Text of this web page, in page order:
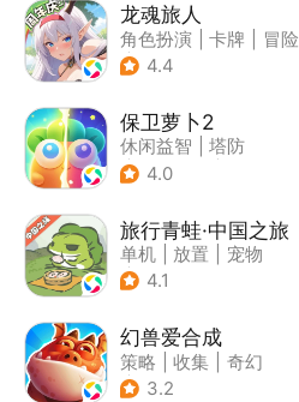
龙魂旅人
角色扮演 卡牌
冒险
| 美少女
4.4
保卫萝卜2
休闲益智
塔防
| 保卫萝卜
4.0
旅行青蛙·中国之旅
单机 放置
宠物
| 中国风
4.1
幻兽爱合成
策略 收集
奇幻
| 卡通
3.2